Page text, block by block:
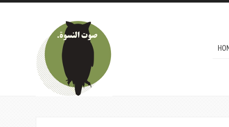
Skip to main content